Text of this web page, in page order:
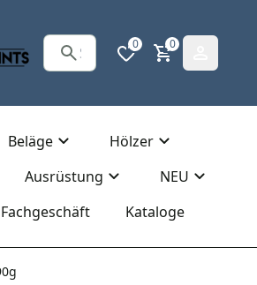
0 0
Beläge
Hölzer
Ausrüstung
NEU
Fachgeschäft Kataloge